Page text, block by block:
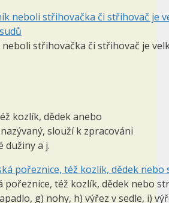
střihovačka či střihovač je
kozlík, dědek anebo
slouží k zpracováni
dužiny a j.
pořeznice, též kozlík, dědek nebo
g) nohy, h) výřez v sedle, i)